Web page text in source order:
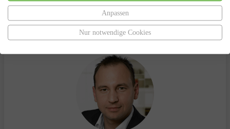
Haben Sie Fragen?
Sprechen Sie uns an.
Wir helfen Ihnen gerne!
Anpassen
Nur notwendige Cookies